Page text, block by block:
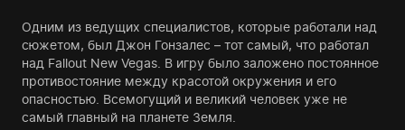
Одним из ведущих специалистов, которые работали над
сюжетом, был Джон Гонзалес – тот самый, что работал
над Fallout New Vegas. В игру было заложено постоянное
противостояние между красотой окружения и его
опасностью. Всемогущий и великий человек уже не
самый главный на планете Земля.